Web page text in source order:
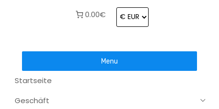
0.00€
Menu
Startseite
Geschäft